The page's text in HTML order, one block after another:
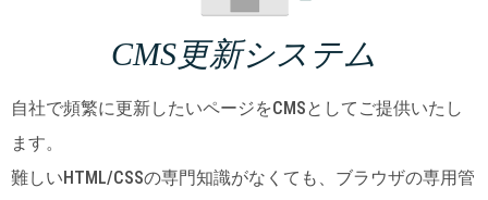
CMS更新システム
自社で頻繁に更新したいページをCMSとしてご提供いたし
ます。
難しいHTML/CSSの専門知識がなくても、ブラウザの専用管